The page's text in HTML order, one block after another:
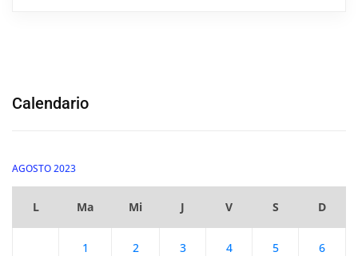
Calendario
AGOSTO 2023
L Ma Mi J V S D
1 2 3 4 5 6